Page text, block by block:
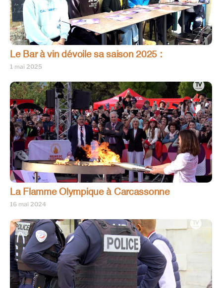
Le Bar à vin dévoile sa saison 2025 :
1 mai 2025
La Flamme Olympique à Carcassonne
16 mai 2024